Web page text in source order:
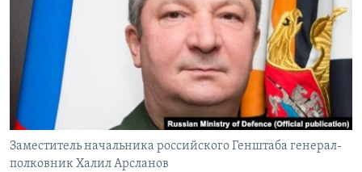
СИБИРЬ.РЕАЛИИ
РАСПИСАНИЕ ВЕЩАНИЯ
ПОДПИШИТЕСЬ НА РАССЫЛКУ
СОЦИАЛЬНЫЕ СЕТИ
Заместитель начальника российского Генштаба генерал-
полковник Халил Арсланов